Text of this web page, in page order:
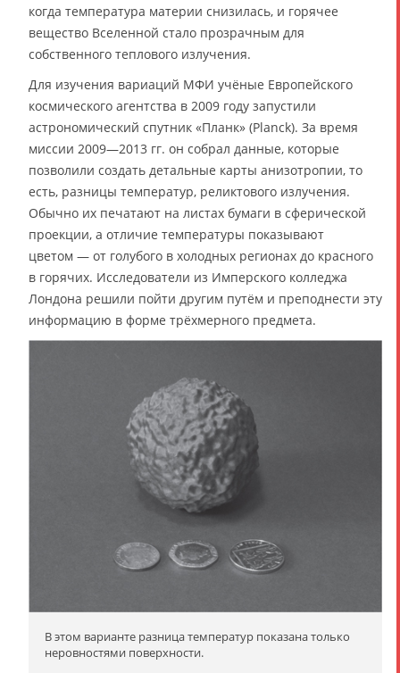
когда температура материи снизилась, и горячее
вещество Вселенной стало прозрачным для
собственного теплового излучения.
Для изучения вариаций МФИ учёные Европейского
космического агентства в 2009 году запустили
астрономический спутник «Планк» (Planck). За время
миссии 2009—2013 гг. он собрал данные, которые
позволили создать детальные карты анизотропии, то
есть, разницы температур, реликтового излучения.
Обычно их печатают на листах бумаги в сферической
проекции, а отличие температуры показывают
цветом — от голубого в холодных регионах до красного
в горячих. Исследователи из Имперского колледжа
Лондона решили пойти другим путём и преподнести эту
информацию в форме трёхмерного предмета.
В этом варианте разница температур показана только
неровностями поверхности.